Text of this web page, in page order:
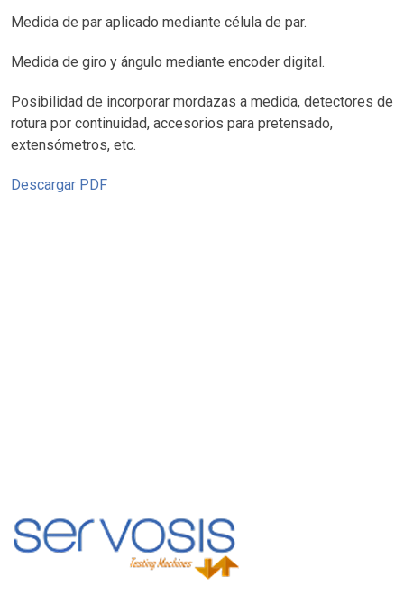
Medida de par aplicado mediante célula de par.
Medida de giro y ángulo mediante encoder digital.
Posibilidad de incorporar mordazas a medida, detectores de
rotura por continuidad, accesorios para pretensado,
extensómetros, etc.
Descargar PDF